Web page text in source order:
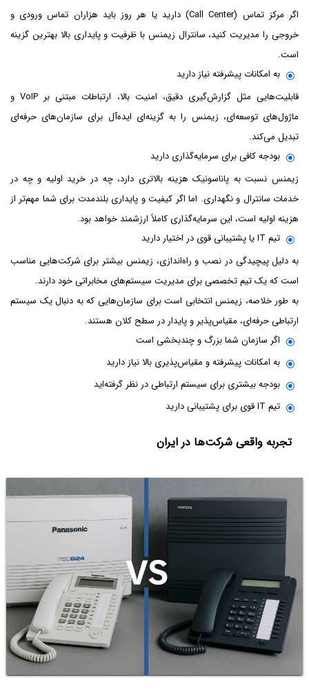
اگر مرکز تماس (Call Center) دارید یا هر روز باید هزاران تماس ورودی و
خروجی را مدیریت کنید، سانترال زیمنس با ظرفیت و پایداری بالا بهترین گزینه
است.
به امکانات پیشرفته نیاز دارید
قابلیت‌هایی مثل گزارش‌گیری دقیق، امنیت بالا، ارتباطات مبتنی بر VoIP و
ماژول‌های توسعه‌ای، زیمنس را به گزینه‌ای ایده‌آل برای سازمان‌های حرفه‌ای
تبدیل می‌کند.
بودجه کافی برای سرمایه‌گذاری دارید
زیمنس نسبت به پاناسونیک هزینه بالاتری دارد، چه در خرید اولیه و چه در
خدمات سانترال و نگهداری. اما اگر کیفیت و پایداری بلندمدت برای شما مهم‌تر از
هزینه اولیه است، این سرمایه‌گذاری کاملاً ارزشمند خواهد بود.
تیم IT یا پشتیبانی قوی در اختیار دارید
به دلیل پیچیدگی در نصب و راه‌اندازی، زیمنس بیشتر برای شرکت‌هایی مناسب
است که یک تیم تخصصی برای مدیریت سیستم‌های مخابراتی خود دارند.
به طور خلاصه، زیمنس انتخابی است برای سازمان‌هایی که به دنبال یک سیستم
ارتباطی حرفه‌ای، مقیاس‌پذیر و پایدار در سطح کلان هستند.
اگر سازمان شما بزرگ و چندبخشی است
به امکانات پیشرفته و مقیاس‌پذیری بالا نیاز دارید
بودجه بیشتری برای سیستم ارتباطی در نظر گرفته‌اید
تیم IT قوی برای پشتیبانی دارید
تجربه واقعی شرکت‌ها در ایران